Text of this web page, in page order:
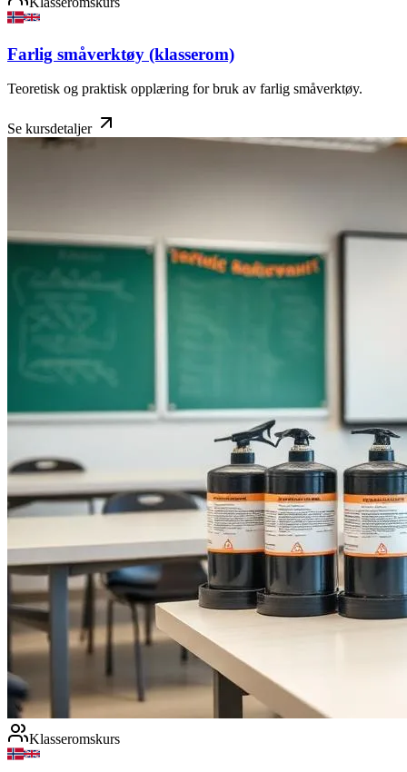
Farlig småverktøy (klasserom)
Teoretisk og praktisk opplæring for bruk av farlig småverktøy.
Se kursdetaljer
Klasseromskurs